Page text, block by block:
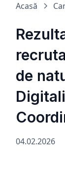
Acasă
de
04.02.2026